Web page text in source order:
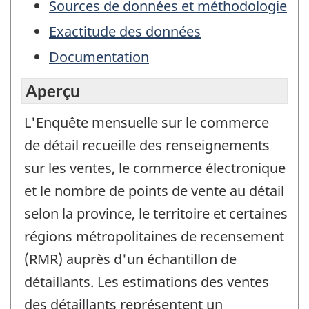
Sources de données et méthodologie
Exactitude des données
Documentation
Aperçu
L'Enquête mensuelle sur le commerce
de détail recueille des renseignements
sur les ventes, le commerce électronique
et le nombre de points de vente au détail
selon la province, le territoire et certaines
régions métropolitaines de recensement
(RMR) auprès d'un échantillon de
détaillants. Les estimations des ventes
des détaillants représentent un